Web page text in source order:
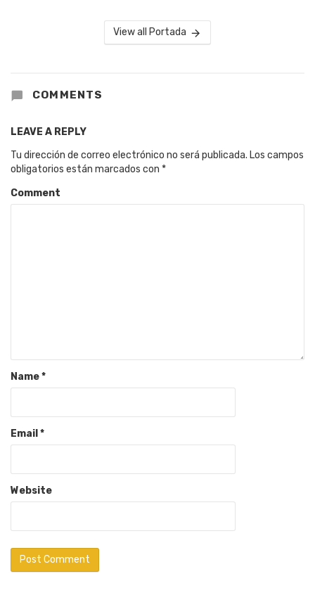
View all Portada
COMMENTS
LEAVE A REPLY
Tu dirección de correo electrónico no será publicada. Los campos
obligatorios están marcados con *
Comment
Name*
Email *
Website